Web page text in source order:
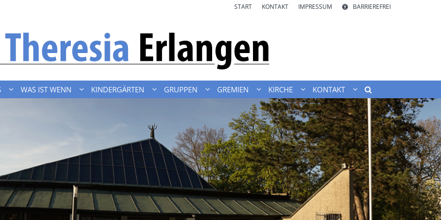
START KONTAKT IMPRESSUM BARRIEREFREI
WAS IST WENN KINDERGÄRTEN GRUPPEN GREMIEN KIRCHE KONTAKT